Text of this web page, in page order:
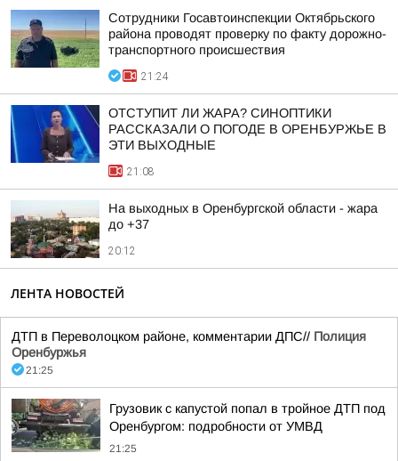
Сотрудники Госавтоинспекции Октябрьского
района проводят проверку по факту дорожно-
транспортного происшествия
21:24
ОТСТУПИТ ЛИ ЖАРА? СИНОПТИКИ
РАССКАЗАЛИ О ПОГОДЕ В ОРЕНБУРЖЬЕ В
ЭТИ ВЫХОДНЫЕ
21:08
На выходных в Оренбургской области - жара
до +37
20:12
ЛЕНТА НОВОСТЕЙ
ДТП в Переволоцком районе, комментарии ДПС// Полиция
Оренбуржья
21:25
Грузовик с капустой попал в тройное ДТП под
Оренбургом: подробности от УМВД
21:25